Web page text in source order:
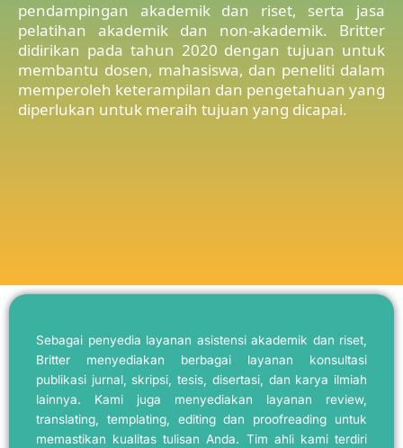
pendampingan akademik dan riset, serta jasa
pelatihan akademik dan non-akademik. Britter
didirikan pada tahun 2020 dengan tujuan untuk
membantu dosen, mahasiswa, dan peneliti dalam
memperoleh keterampilan dan pengetahuan yang
diperlukan untuk meraih tujuan yang dicapai.
Sebagai penyedia layanan asistensi akademik dan riset,
Britter menyediakan berbagai layanan konsultasi
publikasi jurnal, skripsi, tesis, disertasi, dan karya ilmiah
lainnya. Kami juga menyediakan layanan review,
translating, templating, editing dan proofreading untuk
memastikan kualitas tulisan Anda. Tim ahli kami terdiri